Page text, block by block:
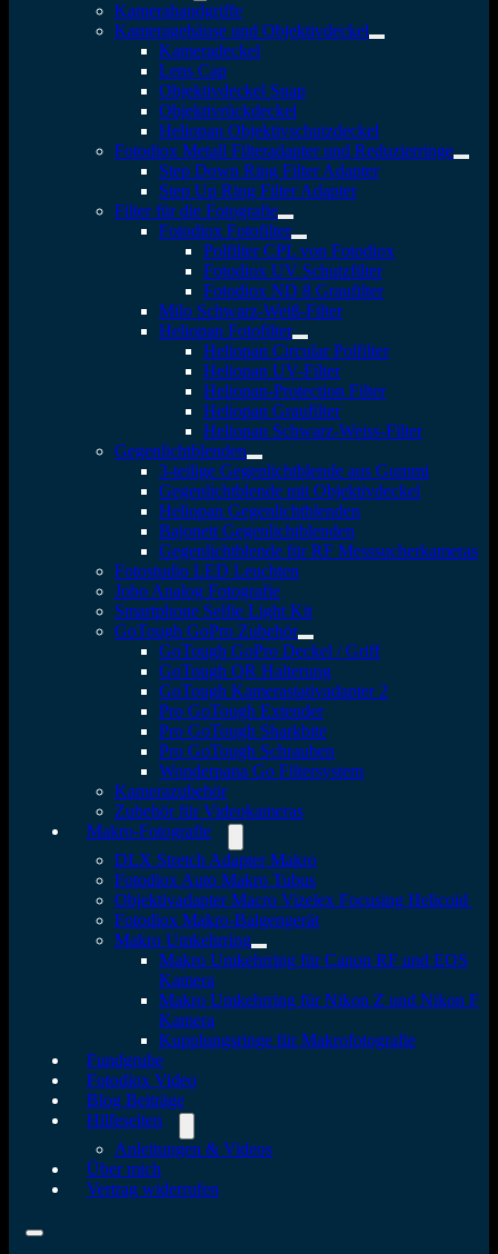
Kamerahandgriffe
Kameragehäuse und Objektivdeckel
Kameradeckel
Lens Cap
Objektivdeckel Snap
Objektivrückdeckel
Heliopan Objektivschutzdeckel
Fotodiox Metall Filteradapter und Reduzierringe
Step Down Ring Filter Adapter
Step Up Ring Filter Adapter
Filter für die Fotografie
Fotodiox Fotofilter
Polfilter CPL von Fotodiox
Fotodiox UV Schutzfilter
Fotodiox ND 8 Graufilter
Milo Schwarz-Weiß-Filter
Heliopan Fotofilter
Heliopan Circular Polfilter
Heliopan UV-Filter
Heliopan-Protection Filter
Heliopan Graufilter
Heliopan Schwarz-Weiss-Filter
Gegenlichtblenden
3-teilige Gegenlichtblende aus Gummi
Gegenlichtblende mit Objektivdeckel
Heliopan Gegenlichtblenden
Bajonett Gegenlichtblenden
Gegenlichtblende für RF Messsucherkameras
Fotostudio LED Leuchten
Jobo Analog Fotografie
Smartphone Selfie Light Kit
GoTough GoPro Zubehör
GoTough GoPro Deckel / Griff
GoTough QR Halterung
GoTough Kamerastativadapter 2
Pro GoTough Extender
Pro GoTough Sharkbite
Pro GoTough Schrauben
Wonderpana Go Filtersystem
Kamerazubehör
Zubehör für Videokameras
Makro-Fotografie
DLX Stretch Adapter Makro
Fotodiox Auto Makro Tubus
Objektivadapter Macro Vizelex Focusing Helicoid
Fotodiox Makro-Balgengerät
Makro Umkehrring
Makro Umkehrring für Canon RF und EOS
Kamera
Makro Umkehrring für Nikon Z und Nikon F
Kamera
Kupplungsringe für Makrofotografie
Fundgrube
Fotodiox Video
Blog Beiträge
Hilfeseiten
Anleitungen & Videos
Über mich
Vertrag widerrufen